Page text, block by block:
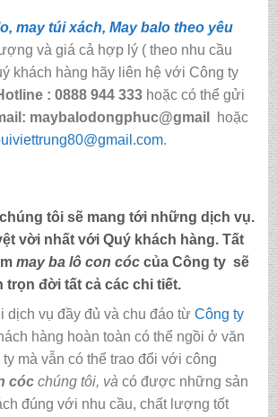
may túi xách, May balo theo yêu
và giá cả hợp lý ( theo nhu cầu
khách hàng hãy liên hệ với Công ty
: 0888 944 333hoặc có thể gửi
maybalodongphuc@gmail
hoặc
.
tôi sẽ mang tới những dịch vụ.
vời nhất với Quý khách hàng. Tất
mayba lô con cóc của Công ty sẽ
trọn đời tất cả các chi tiết.
vụ đầy đủ và chu đáo từ Công ty
hàng hoàn toàn có thể ngồi ở văn
mà vẫn có thể trao đổi với công
cóc chúng tôi, và có được những sản
đúng với nhu cầu, chất lượng tốt